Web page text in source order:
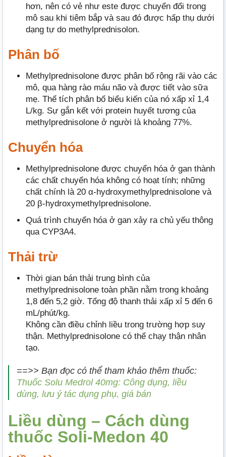
hơn, nên có vẻ như este được chuyển đổi trong
mô sau khi tiêm bắp và sau đó được hấp thụ dưới
dạng tự do methylprednisolon.
Phân bố
Methylprednisolone được phân bố rộng rãi vào các
mô, qua hàng rào máu não và được tiết vào sữa
mẹ. Thể tích phân bố biểu kiến ​​của nó xấp xỉ 1,4
L/kg. Sự gắn kết với protein huyết tương của
methylprednisolone ở người là khoảng 77%.
Chuyển hóa
Methylprednisolone được chuyển hóa ở gan thành
các chất chuyển hóa không có hoạt tính; những
chất chính là 20 α-hydroxymethylprednisolone và
20 β-hydroxymethylprednisolone.
Quá trình chuyển hóa ở gan xảy ra chủ yếu thông
qua CYP3A4.
Thải trừ
Thời gian bán thải trung bình của
methylprednisolone toàn phần nằm trong khoảng
1,8 đến 5,2 giờ. Tổng độ thanh thải xấp xỉ 5 đến 6
mL/phút/kg.
Không cần điều chỉnh liều trong trường hợp suy
thận. Methylprednisolone có thể chạy thận nhân
tạo.
==>> Bạn đọc có thể tham khảo thêm thuốc:
Thuốc Solu Medrol 40mg: Công dụng, liều
dùng, lưu ý tác dụng phụ, giá bán
Liều dùng – Cách dùng
thuốc Soli-Medon 40